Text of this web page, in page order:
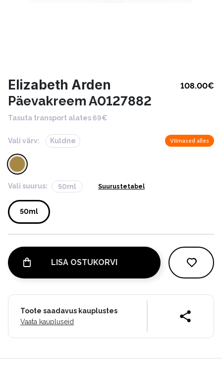
Elizabeth Arden 108.00€
Päevakreem A0127882
Tasuta transport alates 69€
Vali värv: Kuldne Viimased alles
Vali suurus: 50ml Suurustetabel
50ml
LISA OSTUKORVI
Toote saadavus kauplustes
Vaata kaupluseid